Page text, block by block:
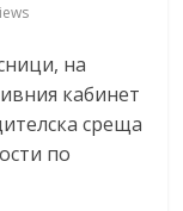
на
кабинет
среща
по